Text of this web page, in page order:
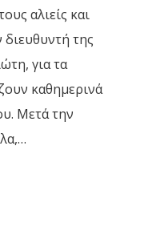
αλιείς και
της
για τα
καθημερινά
Μετά την